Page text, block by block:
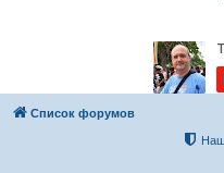
Список форумов